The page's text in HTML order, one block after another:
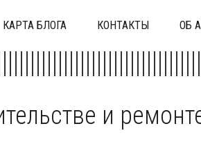
КАРТА БЛОГА КОНТАКТЫ ОБ
и